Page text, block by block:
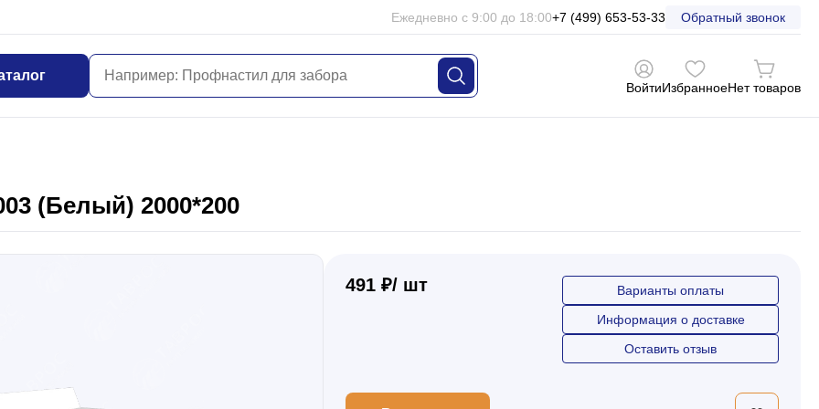
Ежедневно с 9:00 до 18:00+7 (499) 653-53-33 Обратный звонок
ВойтиИзбранноеНет товаров
(Белый) 2000*200
491 ₽/ шт
Варианты оплаты
Информация о доставке
Оставить отзыв